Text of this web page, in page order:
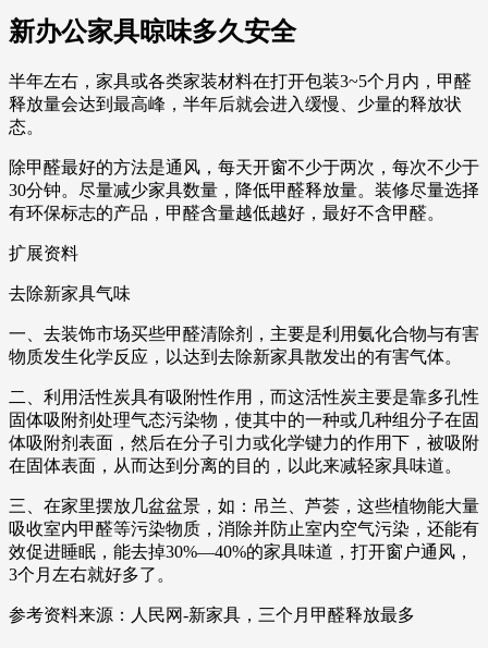
新办公家具晾味多久安全
半年左右，家具或各类家装材料在打开包装3~5个月内，甲醛
释放量会达到最高峰，半年后就会进入缓慢、少量的释放状
态。
除甲醛最好的方法是通风，每天开窗不少于两次，每次不少于
30分钟。尽量减少家具数量，降低甲醛释放量。装修尽量选择
有环保标志的产品，甲醛含量越低越好，最好不含甲醛。
扩展资料
去除新家具气味
一、去装饰市场买些甲醛清除剂，主要是利用氨化合物与有害
物质发生化学反应，以达到去除新家具散发出的有害气体。
二、利用活性炭具有吸附性作用，而这活性炭主要是靠多孔性
固体吸附剂处理气态污染物，使其中的一种或几种组分子在固
体吸附剂表面，然后在分子引力或化学键力的作用下，被吸附
在固体表面，从而达到分离的目的，以此来减轻家具味道。
三、在家里摆放几盆盆景，如：吊兰、芦荟，这些植物能大量
吸收室内甲醛等污染物质，消除并防止室内空气污染，还能有
效促进睡眠，能去掉30%—40%的家具味道，打开窗户通风，
3个月左右就好多了。
参考资料来源：人民网-新家具，三个月甲醛释放最多